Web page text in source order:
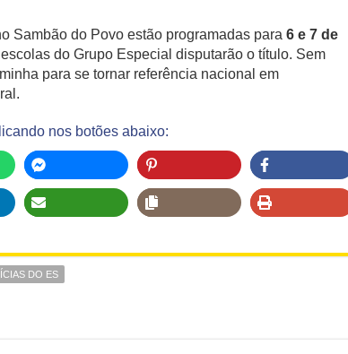
Sambão do Povo estão programadas para 6 e 7 de
do Grupo Especial disputarão o título. Sem
para se tornar referência nacional em
nos botões abaixo:
DO ES